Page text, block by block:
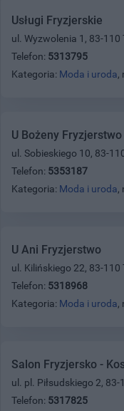
Usługi Fryzjerskie
ul. Wyzwolenia 1, 83-110
Telefon: 5313795
Kategoria: Moda i uroda,
U Bożeny Fryzjerstwo
ul. Sobieskiego 10, 83-
Telefon: 5353187
Kategoria: Moda i uroda,
U Ani Fryzjerstwo
ul. Kilińskiego 22, 83-110
Telefon: 5318968
Kategoria: Moda i uroda,
Salon Fryzjersko -
ul. pl. Piłsudskiego 2, 83-
Telefon: 5317825